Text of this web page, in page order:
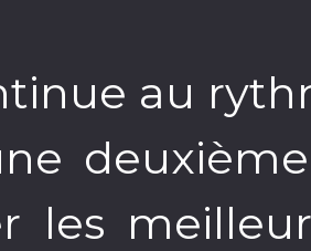
au
les